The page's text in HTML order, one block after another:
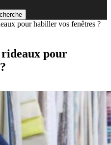
pour habiller vos fenêtres ?
pour